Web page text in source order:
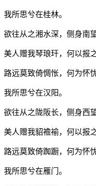
我所思兮在桂林。
欲往从之湘水深，侧身南
美人赠我琴琅玕，何以报
路远莫致倚惆怅，何为怀
我所思兮在汉阳。
欲往从之陇阪长，侧身西
美人赠我貂襜褕，何以报
路远莫致倚踟蹰，何为怀
我所思兮在雁门。